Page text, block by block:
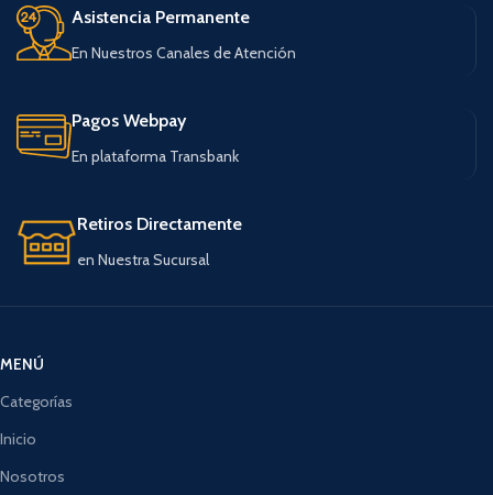
Asistencia Permanente
En Nuestros Canales de Atención
Pagos Webpay
En plataforma Transbank
Retiros Directamente
en Nuestra Sucursal
MENÚ
Categorías
Inicio
Nosotros